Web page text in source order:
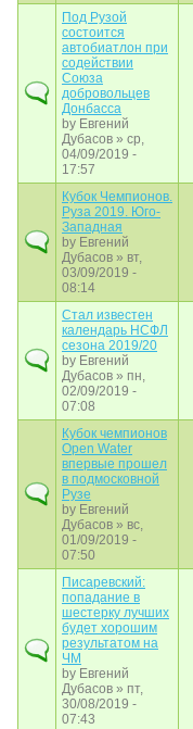
Под Рузой
состоится
автобиатлон при
содействии
Союза
добровольцев
Донбасса
by Евгений
Дубасов » ср,
04/09/2019 -
17:57
Кубок Чемпионов.
Руза 2019. Юго-
Западная
by Евгений
Дубасов » вт,
03/09/2019 -
08:14
Стал известен
календарь НСФЛ
сезона 2019/20
by Евгений
Дубасов » пн,
02/09/2019 -
07:08
Кубок чемпионов
Open Water
впервые прошел
в подмосковной
Рузе
by Евгений
Дубасов » вс,
01/09/2019 -
07:50
Писаревский:
попадание в
шестерку лучших
будет хорошим
результатом на
ЧМ
by Евгений
Дубасов » пт,
30/08/2019 -
07:43